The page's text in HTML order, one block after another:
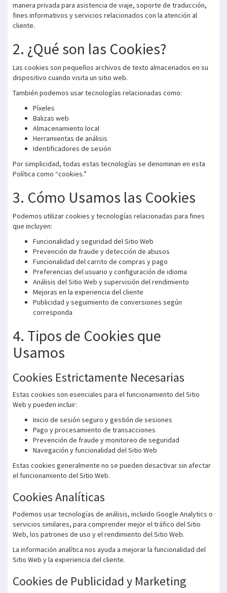
manera privada para asistencia de viaje, soporte de traducción,
fines informativos y servicios relacionados con la atención al
cliente.
2. ¿Qué son las Cookies?
Las cookies son pequeños archivos de texto almacenados en su
dispositivo cuando visita un sitio web.
También podemos usar tecnologías relacionadas como:
Píxeles
Balizas web
Almacenamiento local
Herramientas de análisis
Identificadores de sesión
Por simplicidad, todas estas tecnologías se denominan en esta
Política como “cookies.”
3. Cómo Usamos las Cookies
Podemos utilizar cookies y tecnologías relacionadas para fines
que incluyen:
Funcionalidad y seguridad del Sitio Web
Prevención de fraude y detección de abusos
Funcionalidad del carrito de compras y pago
Preferencias del usuario y configuración de idioma
Análisis del Sitio Web y supervisión del rendimiento
Mejoras en la experiencia del cliente
Publicidad y seguimiento de conversiones según
corresponda
4. Tipos de Cookies que
Usamos
Cookies Estrictamente Necesarias
Estas cookies son esenciales para el funcionamiento del Sitio
Web y pueden incluir:
Inicio de sesión seguro y gestión de sesiones
Pago y procesamiento de transacciones
Prevención de fraude y monitoreo de seguridad
Navegación y funcionalidad del Sitio Web
Estas cookies generalmente no se pueden desactivar sin afectar
el funcionamiento del Sitio Web.
Cookies Analíticas
Podemos usar tecnologías de análisis, incluido Google Analytics o
servicios similares, para comprender mejor el tráfico del Sitio
Web, los patrones de uso y el rendimiento del Sitio Web.
La información analítica nos ayuda a mejorar la funcionalidad del
Sitio Web y la experiencia del cliente.
Cookies de Publicidad y Marketing